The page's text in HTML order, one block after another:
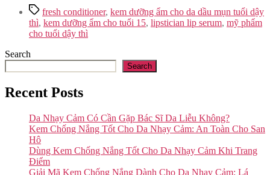
Tagsfresh conditioner, kem dưỡng ẩm cho da dầu mụn tuổi dậy
thì, kem dưỡng ẩm cho tuổi 15, lipstician lip serum, mỹ phẩm
cho tuổi dậy thì
Search
Search
Recent Posts
Da Nhạy Cảm Có Cần Gặp Bác Sĩ Da Liễu Không?
Kem Chống Nắng Tốt Cho Da Nhạy Cảm: An Toàn Cho San
Hô
Dùng Kem Chống Nắng Tốt Cho Da Nhạy Cảm Khi Trang
Điểm
Giải Mã Kem Chống Nắng Dành Cho Da Nhạy Cảm: Lá